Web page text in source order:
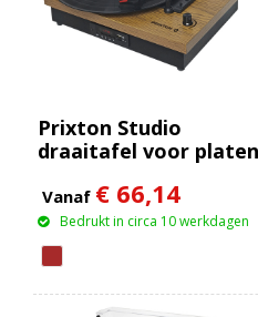
Prixton Studio
draaitafel voor platen
Vanaf € 66,14
Bedrukt in circa 10 werkdagen